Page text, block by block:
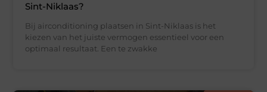
Sint-Niklaas?
Bij airconditioning plaatsen in Sint-Niklaas is het
kiezen van het juiste vermogen essentieel voor een
optimaal resultaat. Een te zwakke